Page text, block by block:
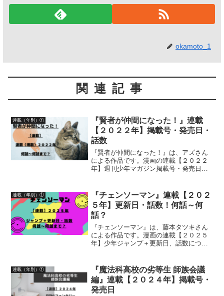
okamoto_1
関連記事
連載（年別）①
『賢者が仲間になった！』連載
【２０２２年】掲載号・発売日・
話数
『賢者が仲間になった！』は、アズさん
による作品です。漫画の連載【２０２２
年】週刊少年マガジン掲載号・発売日・
連載（年別）①
『チェンソーマン』連載【２０２
５年】更新日・話数！何話～何
話？
『チェンソーマン』は、藤本タツキさん
による作品です。漫画の連載【２０２５
年】少年ジャンプ＋更新日、話数につい
連載（年別）①
『魔法科高校の劣等生 師族会議
編』連載【２０２４年】掲載号・
発売日